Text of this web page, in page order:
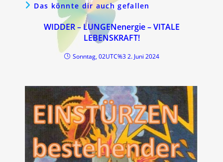
Das könnte dir auch gefallen
WIDDER – LUNGENenergie – VITALE
LEBENSKRAFT!
Sonntag, 02UTC%3 2. Juni 2024